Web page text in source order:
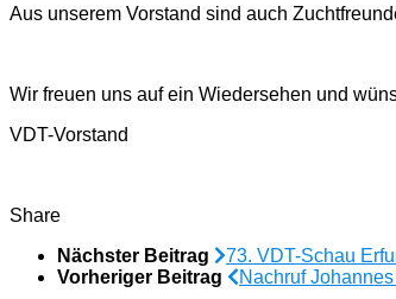
Aus unserem Vorstand sind auch
Wir freuen uns auf ein Wiedersehen und
VDT-Vorstand
Share
Nächster Beitrag
73. VDT-Schau
Vorheriger Beitrag
Nachruf